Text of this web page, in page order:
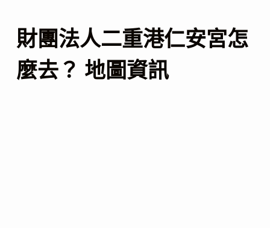
財團法人二重港仁安宮怎
麼去？ 地圖資訊